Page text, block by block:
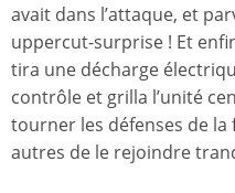
avait dans l’attaque, et
uppercut-surprise ! Et
tira une décharge
contrôle et grilla l’unité
tourner les défenses de
autres de le rejoindre